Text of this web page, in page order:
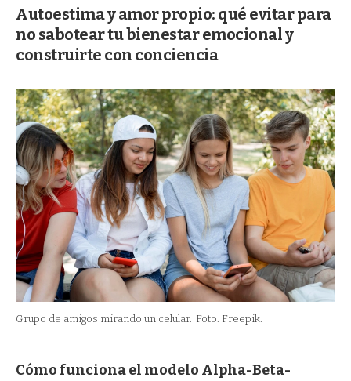
Autoestima y amor propio: qué evitar para
no sabotear tu bienestar emocional y
construirte con conciencia
Grupo de amigos mirando un celular. Foto: Freepik.
Cómo funciona el modelo Alpha-Beta-